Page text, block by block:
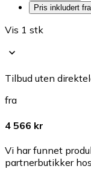
Pris inkludert
Vis 1 stk
Tilbud uten
fra
4 566 kr
Vi har funnet
partnerbutikker